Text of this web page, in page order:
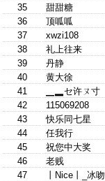
35
甜甜糖
36
顶呱呱
37
xwzi108
38
礼上往来
39
丹静
40
黄大徐
41
▁▂セ许ㄡ寸
42
115069208
43
快乐同七星
44
任我行
45
祝您中大奖
46
老贱
47
丨Nice丨_冰吻